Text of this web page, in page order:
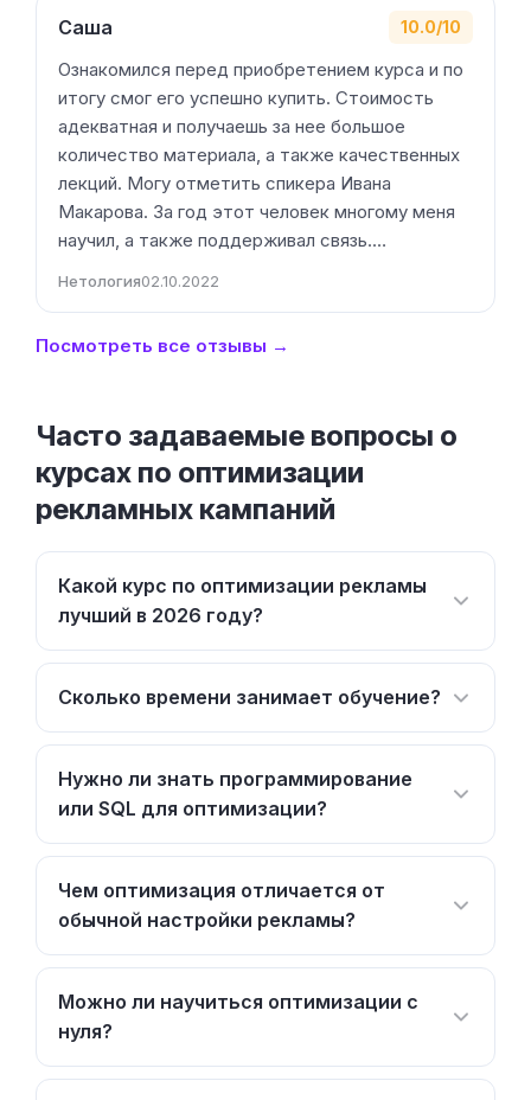
Саша 10.0/10
Ознакомился перед приобретением курса и по
итогу смог его успешно купить. Стоимость
адекватная и получаешь за нее большое
количество материала, а также качественных
лекций. Могу отметить спикера Ивана
Макарова. За год этот человек многому меня
научил, а также поддерживал связь.…
Нетология02.10.2022
Посмотреть все отзывы →
Часто задаваемые вопросы о
курсах по оптимизации
рекламных кампаний
Какой курс по оптимизации рекламы
лучший в 2026 году?
Сколько времени занимает обучение?
Нужно ли знать программирование
или SQL для оптимизации?
Чем оптимизация отличается от
обычной настройки рекламы?
Можно ли научиться оптимизации с
нуля?